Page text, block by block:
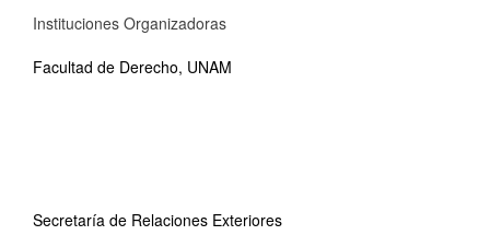
Instituciones Organizadoras
Facultad de Derecho, UNAM
Secretaría de Relaciones Exteriores